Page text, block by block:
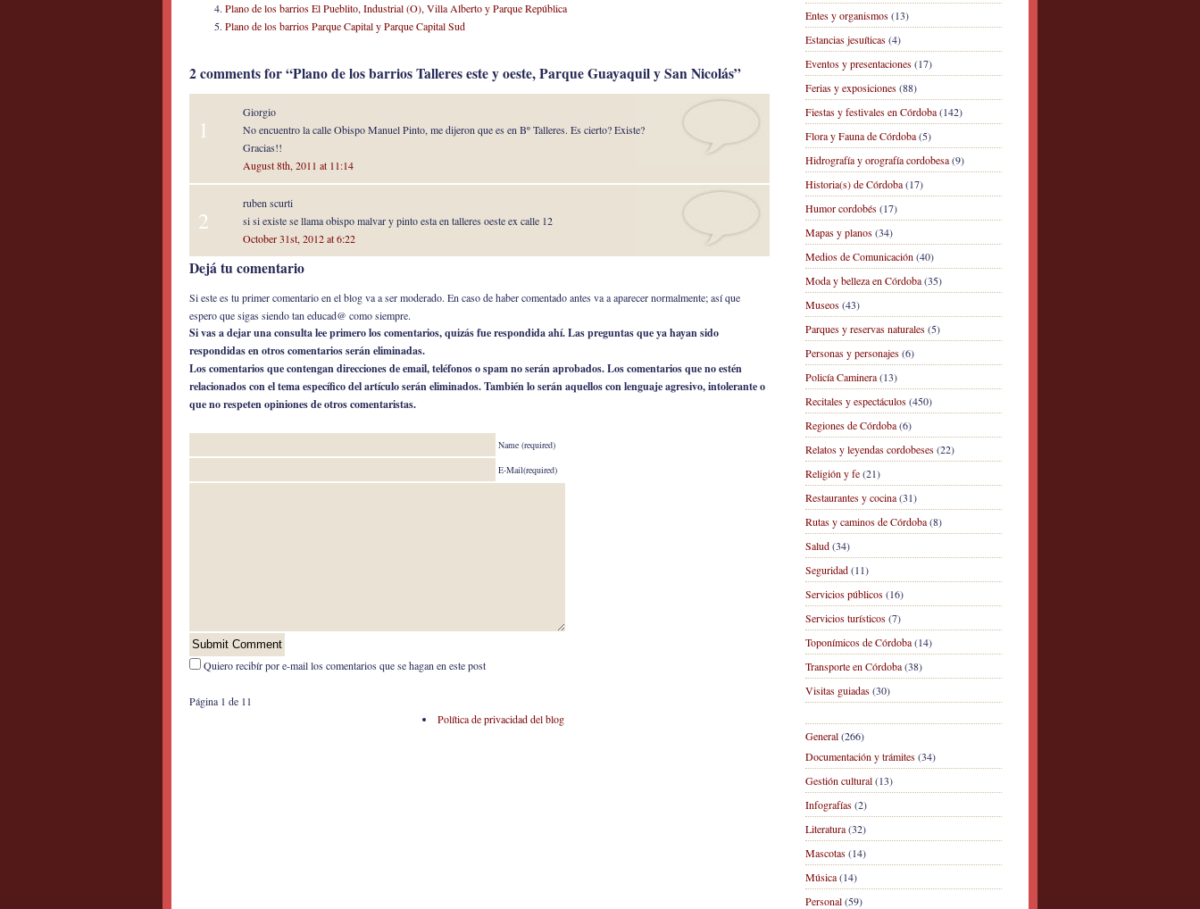
Entes y organismos(13)
Estancias jesuíticas(4)
Eventos y presentaciones(17)
Ferias y exposiciones(88)
Fiestas y festivales en Córdoba(142)
Flora y Fauna de Córdoba(5)
Hidrografía y orografía cordobesa(9)
Historia(s) de Córdoba(17)
Humor cordobés(17)
Mapas y planos(34)
Medios de Comunicación (40)
Moda y belleza en Córdoba(35)
Museos(43)
Parques y reservas naturales(5)
Personas y personajes(6)
Policía Caminera(13)
Recitales y espectáculos(450)
Regiones de Córdoba(6)
Relatos y leyendas cordobeses(22)
Religión y fe(21)
Restaurantes y cocina(31)
Rutas y caminos de Córdoba(8)
Salud(34)
Seguridad(11)
Servicios públicos(16)
Servicios turísticos(7)
Toponímicos de Córdoba(14)
Transporte en Córdoba(38)
Visitas guiadas(30)
General(266)
Documentación y trámites(34)
Gestión cultural(13)
Infografías(2)
Literatura(32)
Mascotas(14)
Música(14)
Personal(59)
Plano de los barrios El Pueblito, Industrial (O), Villa Alberto y Parque República
Plano de los barrios Parque Capital y Parque Capital Sud
2 comments for “Plano de los barrios Talleres este y oeste, Parque Guayaquil y San Nicolás”
1
Giorgio
No encuentro la calle Obispo Manuel Pinto, me dijeron que es en Bº Talleres. Es cierto? Existe?
Gracias!!
August 8th, 2011 at 11:14
2
ruben scurti
si si existe se llama obispo malvar y pinto esta en talleres oeste ex calle 12
October 31st, 2012 at 6:22
Dejá tu comentario
Si este es tu primer comentario en el blog va a ser moderado. En caso de haber comentado antes va a aparecer normalmente; así que
espero que sigas siendo tan educad@ como siempre.
Si vas a dejar una consulta lee primero los comentarios, quizás fue respondida ahí. Las preguntas que ya hayan sido
respondidas en otros comentarios serán eliminadas.
Los comentarios que contengan direcciones de email, teléfonos o spam no serán aprobados. Los comentarios que no estén
relacionados con el tema específico del artículo serán eliminados. También lo serán aquellos con lenguaje agresivo, intolerante o
que no respeten opiniones de otros comentaristas.
Name (required)
E-Mail(required)
Quiero recibír por e-mail los comentarios que se hagan en este post
Página 1 de 1 1
Política de privacidad del blog